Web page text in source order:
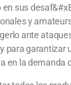
sus
y
ante
para garantizar
en la demanda